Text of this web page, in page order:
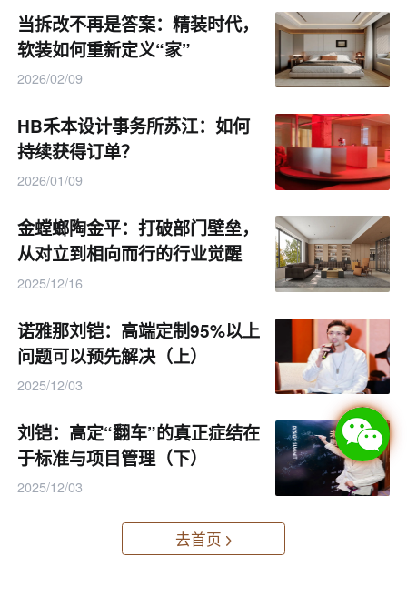
质生产力的发展方向。
扫码登记，提前预约观展
当拆改不再是答案：精装时代，
软装如何重新定义“家”
2026/02/09
HB禾本设计事务所苏江：如何
持续获得订单？
2026/01/09
金螳螂陶金平：打破部门壁垒，
从对立到相向而行的行业觉醒
2025/12/16
诺雅那刘铠：高端定制95%以上
问题可以预先解决（上）
2025/12/03
刘铠：高定“翻车”的真正症结在
于标准与项目管理（下）
2025/12/03
去首页